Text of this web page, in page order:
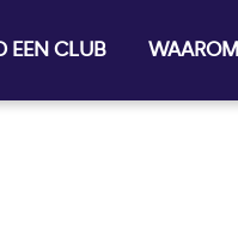
EEN CLUB